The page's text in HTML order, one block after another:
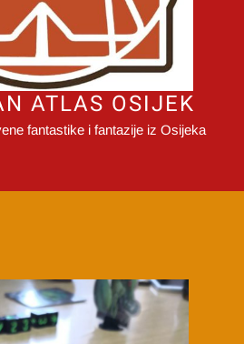
ATLAS OSIJEK
fantastike i fantazije iz Osijeka